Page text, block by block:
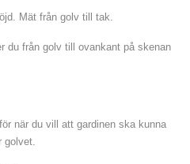
Mät från golv till tak.
du från golv till ovankant på skenan
när du vill att gardinen ska kunna
golvet.